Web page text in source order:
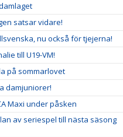
satsar vidare!
nu också för tjejerna!
till U19-VM!
på sommarlovet
damjuniorer!
Maxi under påsken
av seriespel till nästa säsong